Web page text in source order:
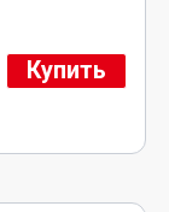
Купить